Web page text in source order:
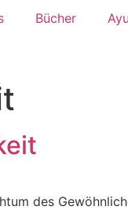
Bücher
des